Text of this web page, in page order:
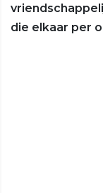
die elkaar per